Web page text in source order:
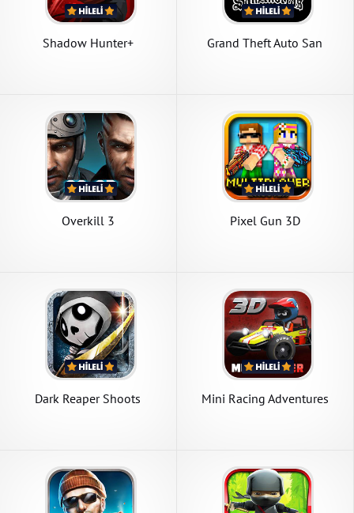
Shadow Hunter+
Grand Theft Auto San
Overkill 3 Pixel Gun 3D
Dark Reaper Shoots Mini Racing Adventures